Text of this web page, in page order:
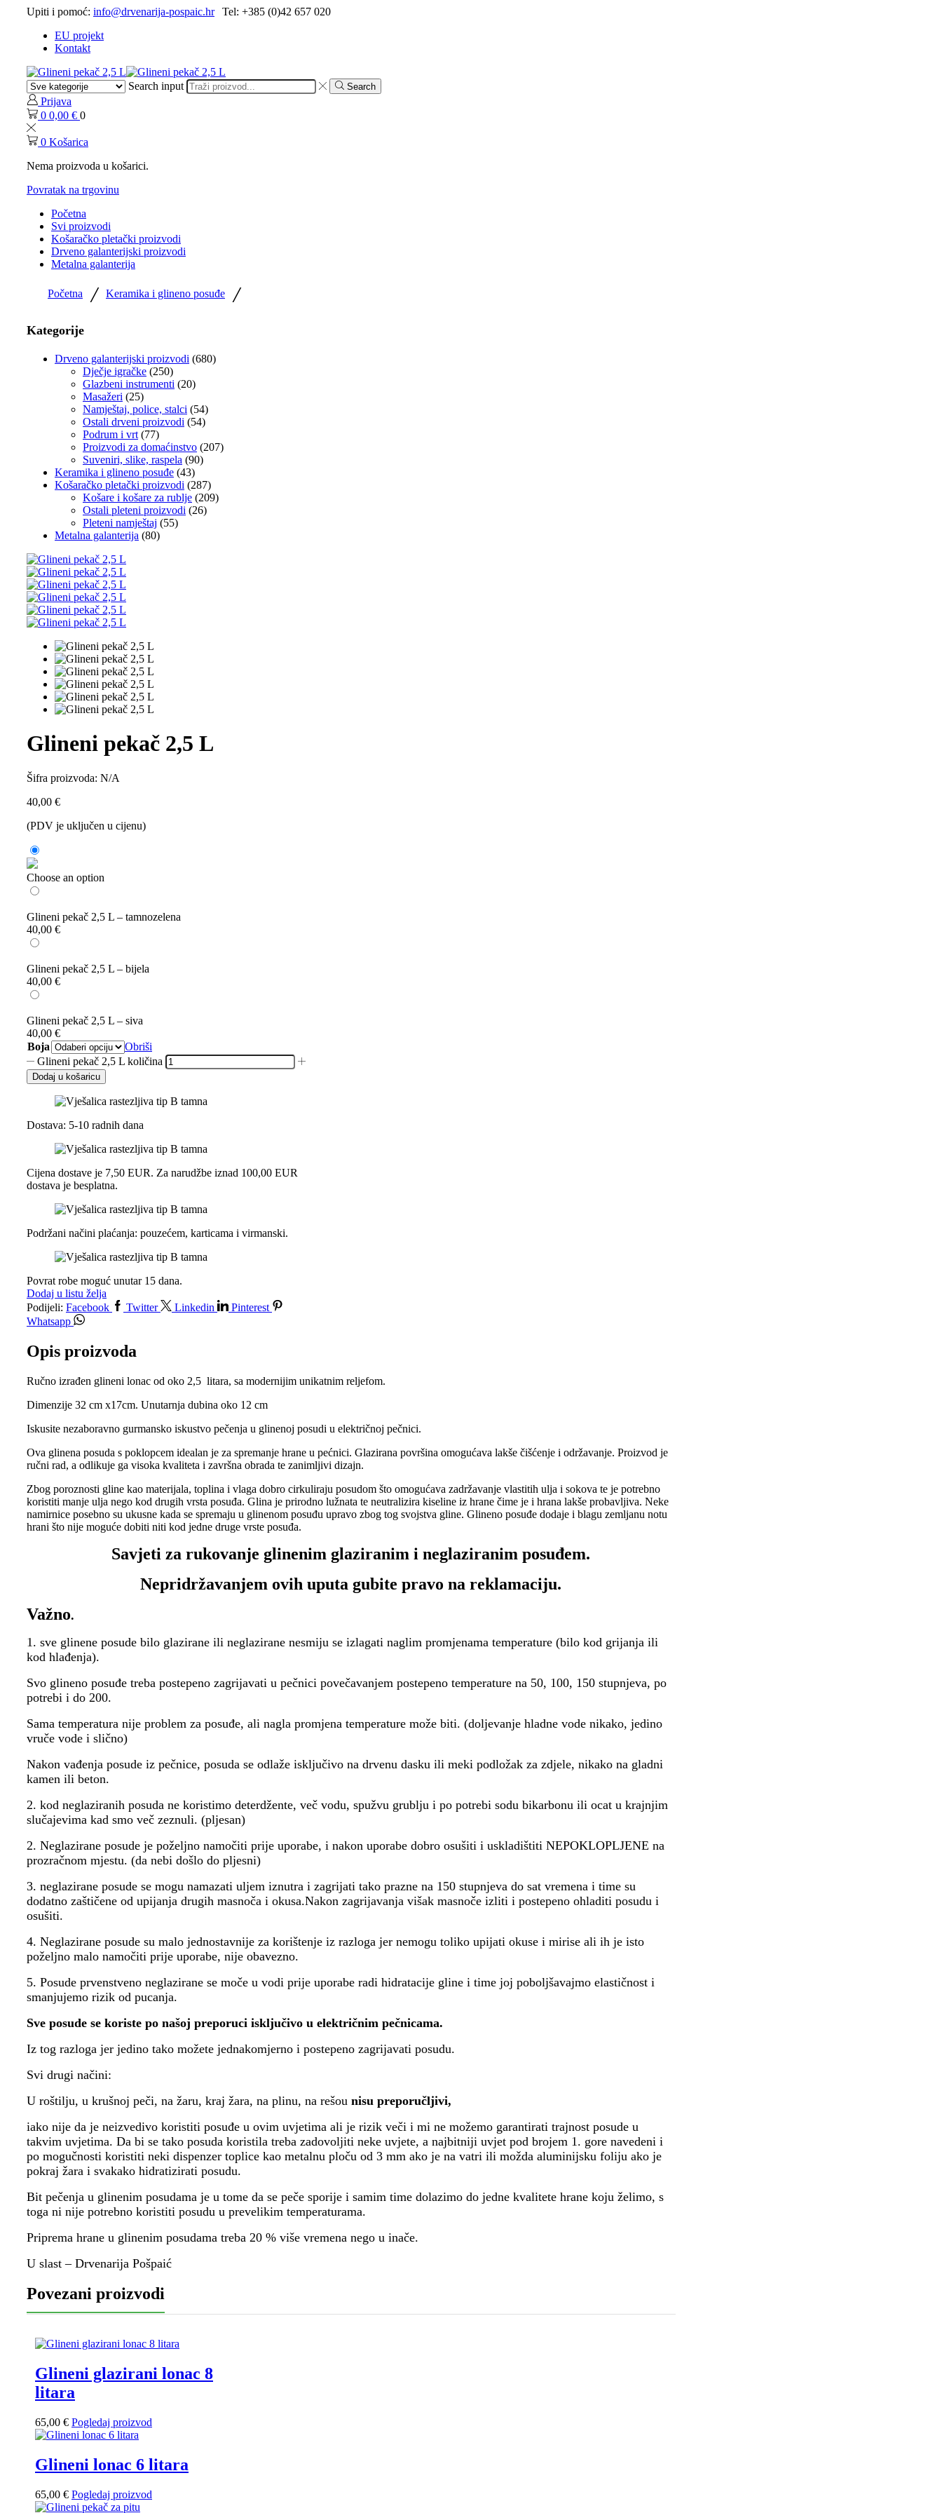
Upiti i pomoć: info@drvenarija-pospaic.hr
Tel: +385 (0)42 657 020
EU projekt
Kontakt
Search input Search
Prijava
0 0,00 € 0
0 Košarica
Nema proizvoda u košarici.
Povratak na trgovinu
Početna
Svi proizvodi
Košaračko pletački proizvodi
Drveno galanterijski proizvodi
Metalna galanterija
Početna / Keramika i glineno posuđe /
Kategorije
Drveno galanterijski proizvodi (680)
Dječje igračke (250)
Glazbeni instrumenti (20)
Masažeri (25)
Namještaj, police, stalci (54)
Ostali drveni proizvodi (54)
Podrum i vrt (77)
Proizvodi za domaćinstvo (207)
Suveniri, slike, raspela (90)
Keramika i glineno posuđe (43)
Košaračko pletački proizvodi (287)
Košare i košare za rublje (209)
Ostali pleteni proizvodi (26)
Pleteni namještaj (55)
Metalna galanterija (80)
Glineni pekač 2,5 L
Šifra proizvoda: N/A
40,00 €
(PDV je uključen u cijenu)
Choose an option
Glineni pekač 2,5 L – tamnozelena
40,00 €
Glineni pekač 2,5 L – bijela
40,00 €
Glineni pekač 2,5 L – siva
40,00 €
Boja
Obriši
Glineni pekač 2,5 L količina
Dodaj u košaricu
Dostava: 5-10 radnih dana
Cijena dostave je 7,50 EUR. Za narudžbe iznad 100,00 EUR
dostava je besplatna.
Podržani načini plaćanja: pouzećem, karticama i virmanski.
Povrat robe moguć unutar 15 dana.
Dodaj u listu želja
Podijeli: Facebook Twitter Linkedin
Pinterest
Whatsapp
Opis proizvoda
Ručno izrađen glineni lonac od oko 2,5 litara, sa modernijim unikatnim reljefom.
Dimenzije 32 cm x17cm. Unutarnja dubina oko 12 cm
Iskusite nezaboravno gurmansko iskustvo pečenja u glinenoj posudi u električnoj pečnici.
Ova glinena posuda s poklopcem idealan je za spremanje hrane u pećnici. Glazirana površina omogućava lakše čišćenje i održavanje. Proizvod je
ručni rad, a odlikuje ga visoka kvaliteta i završna obrada te zanimljivi dizajn.
Zbog poroznosti gline kao materijala, toplina i vlaga dobro cirkuliraju posudom što omogućava zadržavanje vlastitih ulja i sokova te je potrebno
koristiti manje ulja nego kod drugih vrsta posuđa. Glina je prirodno lužnata te neutralizira kiseline iz hrane čime je i hrana lakše probavljiva. Neke
namirnice posebno su ukusne kada se spremaju u glinenom posuđu upravo zbog tog svojstva gline. Glineno posuđe dodaje i blagu zemljanu notu
hrani što nije moguće dobiti niti kod jedne druge vrste posuđa.
Savjeti za rukovanje glinenim glaziranim i neglaziranim posuđem.
Nepridržavanjem ovih uputa gubite pravo na reklamaciju.
Važno.
1. sve glinene posude bilo glazirane ili neglazirane nesmiju se izlagati naglim promjenama temperature (bilo kod grijanja ili
kod hlađenja).
Svo glineno posuđe treba postepeno zagrijavati u pečnici povečavanjem postepeno temperature na 50, 100, 150 stupnjeva, po
potrebi i do 200.
Sama temperatura nije problem za posuđe, ali nagla promjena temperature može biti. (doljevanje hladne vode nikako, jedino
vruče vode i slično)
Nakon vađenja posude iz pečnice, posuda se odlaže isključivo na drvenu dasku ili meki podložak za zdjele, nikako na gladni
kamen ili beton.
2. kod neglaziranih posuda ne koristimo deterdžente, več vodu, spužvu grublju i po potrebi sodu bikarbonu ili ocat u krajnjim
slučajevima kad smo več zeznuli. (pljesan)
2. Neglazirane posude je poželjno namočiti prije uporabe, i nakon uporabe dobro osušiti i uskladištiti NEPOKLOPLJENE na
prozračnom mjestu. (da nebi došlo do pljesni)
3. neglazirane posude se mogu namazati uljem iznutra i zagrijati tako prazne na 150 stupnjeva do sat vremena i time su
dodatno zaštičene od upijanja drugih masnoča i okusa.Nakon zagrijavanja višak masnoče izliti i postepeno ohladiti posudu i
osušiti.
4. Neglazirane posude su malo jednostavnije za korištenje iz razloga jer nemogu toliko upijati okuse i mirise ali ih je isto
poželjno malo namočiti prije uporabe, nije obavezno.
5. Posude prvenstveno neglazirane se moče u vodi prije uporabe radi hidratacije gline i time joj poboljšavajmo elastičnost i
smanjujemo rizik od pucanja.
Sve posude se koriste po našoj preporuci isključivo u električnim pečnicama.
Iz tog razloga jer jedino tako možete jednakomjerno i postepeno zagrijavati posudu.
Svi drugi načini:
U roštilju, u krušnoj peči, na žaru, kraj žara, na plinu, na rešou nisu preporučljivi,
iako nije da je neizvedivo koristiti posuđe u ovim uvjetima ali je rizik veči i mi ne možemo garantirati trajnost posude u
takvim uvjetima. Da bi se tako posuda koristila treba zadovoljiti neke uvjete, a najbitniji uvjet pod brojem 1. gore navedeni i
po mogučnosti koristiti neki dispenzer toplice kao metalnu ploču od 3 mm ako je na vatri ili možda aluminijsku foliju ako je
pokraj žara i svakako hidratizirati posudu.
Bit pečenja u glinenim posudama je u tome da se peče sporije i samim time dolazimo do jedne kvalitete hrane koju želimo, s
toga ni nije potrebno koristiti posudu u prevelikim temperaturama.
Priprema hrane u glinenim posudama treba 20 % više vremena nego u inače.
U slast – Drvenarija Pošpaić
Povezani proizvodi
Glineni glazirani lonac 8
litara
65,00 € Pogledaj proizvod
Glineni lonac 6 litara
65,00 € Pogledaj proizvod